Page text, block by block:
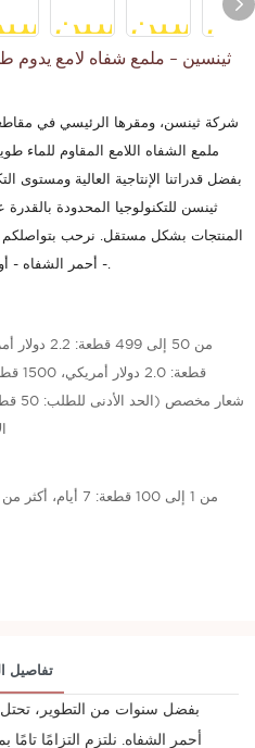
ثينسين - ملمع شفاه لامع يدوم
شركة ثينسن، ومقرها الرئيسي في
ملمع الشفاه اللامع المقاوم للماء
بفضل قدراتنا الإنتاجية العالية ومستوى
ثينسن للتكنولوجيا المحدودة
المنتجات بشكل مستقل. نرحب بتواصلكم
قطعة: 2.0 دولار أمريكي، 1500 قطعة فأكثر: 1.8 دولار أمريكي
شعار
تفاصيل
بفضل سنوات من التطوير،
أحمر الشفاه. نلتزم التزامًا تامًا